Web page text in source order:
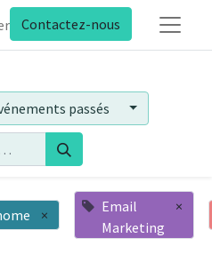
Contactez-nous
passés
×
Email
Marketing
×